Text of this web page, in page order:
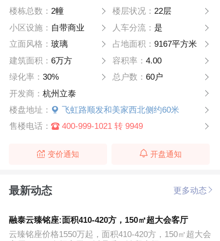
楼栋总数：2幢 楼层状况： 22层
小区设施： 自带商业 人车分流： 是
立面风格：玻璃 占地面积： 9167平方米
建筑面积：6万方 容积率： 4.00
绿化率：30% 总户数： 60户
开发商：杭州立泰
楼盘地址：
飞虹路顺发和美家西北侧约60米
售楼电话：
400-999-1021 转 9949
变价通知 开盘通知
最新动态 更多动态
融泰云臻铭座:面积410-420方，150㎡超大会客厅
云臻铭座价格1550万起，面积410-420方，150㎡超大会